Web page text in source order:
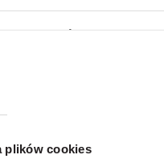
plików cookies